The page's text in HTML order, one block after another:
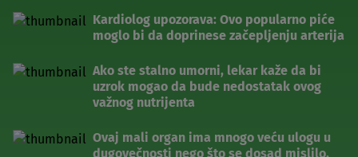
Kardiolog upozorava: Ovo popularno piće
moglo bi da doprinese začepljenju arterija
Ako ste stalno umorni, lekar kaže da bi
uzrok mogao da bude nedostatak ovog
važnog nutrijenta
Ovaj mali organ ima mnogo veću ulogu u
dugovečnosti nego što se dosad mislilo,